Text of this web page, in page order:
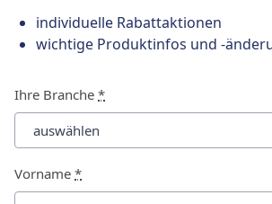
individuelle Rabattaktionen
wichtige Produktinfos und -
Ihre Branche *
Vorname *